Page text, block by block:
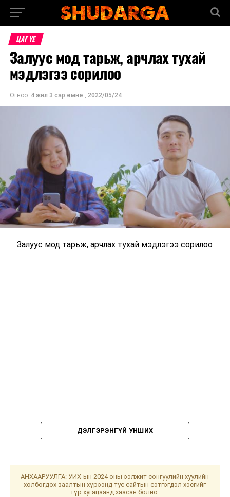
ЦАГ ҮЕ
Залуус мод тарьж, арчлах тухай
мэдлэгээ сорилоо
Огноо: 4 жил 3 сар.өмнө , 2022/05/24
Залуус мод тарьж, арчлах тухай мэдлэгээ сорилоо
Бордоо хэрхэн хийх вэ
ДЭЛГЭРЭНГҮЙ УНШИХ
АНХААРУУЛГА: УИХ-ын 2024 оны ээлжит сонгуулийн хуулийн
холбогдох заалтын хүрээнд тус сайтын сэтгэгдэл хэсгийг
түр хугацаанд хаасан болно.